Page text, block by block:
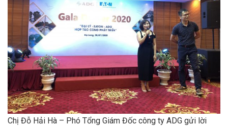
Chị Đỗ Hải Hà – Phó Tổng Giám Đốc công ty ADG gửi lời